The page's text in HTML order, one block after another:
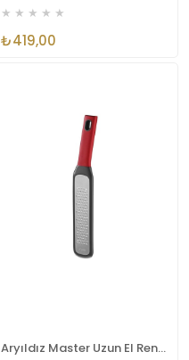
★ ★ ★ ★ ★
₺419,00
Aryıldız Master Uzun El Rendesi 31x5 cm AR250150